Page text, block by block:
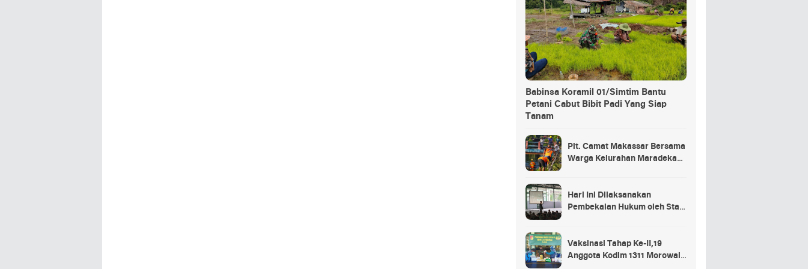
Babinsa Koramil 01/Simtim Bantu
Petani Cabut Bibit Padi Yang Siap
Tanam
Plt. Camat Makassar Bersama
Warga Kelurahan Maradekaya
Hari Ini Dilaksanakan
Pembekalan Hukum oleh Staf
Kostrad
Vaksinasi Tahap Ke-II,19
Anggota Kodim 1311 Morowali